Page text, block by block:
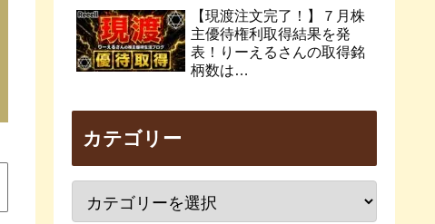
【現渡注文完了！】７月株
主優待権利取得結果を発
表！りーえるさんの取得銘
柄数は…
カテゴリー